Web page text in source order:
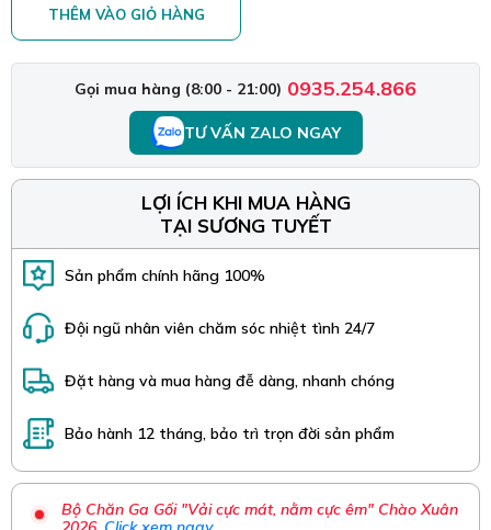
THÊM VÀO GIỎ HÀNG
Gọi mua hàng (8:00 - 21:00) 0935.254.866
TƯ VẤN ZALO NGAY
LỢI ÍCH KHI MUA HÀNG
TẠI SƯƠNG TUYẾT
Sản phẩm chính hãng 100%
Đội ngũ nhân viên chăm sóc nhiệt tình 24/7
Đặt hàng và mua hàng đễ dàng, nhanh chóng
Bảo hành 12 tháng, bảo trì trọn đời sản phẩm
Bộ Chăn Ga Gối "Vải cực mát, nằm cực êm" Chào Xuân